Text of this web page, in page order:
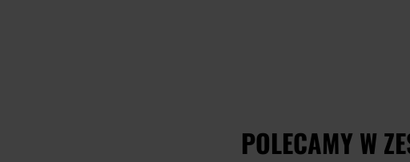
POLECAMY W